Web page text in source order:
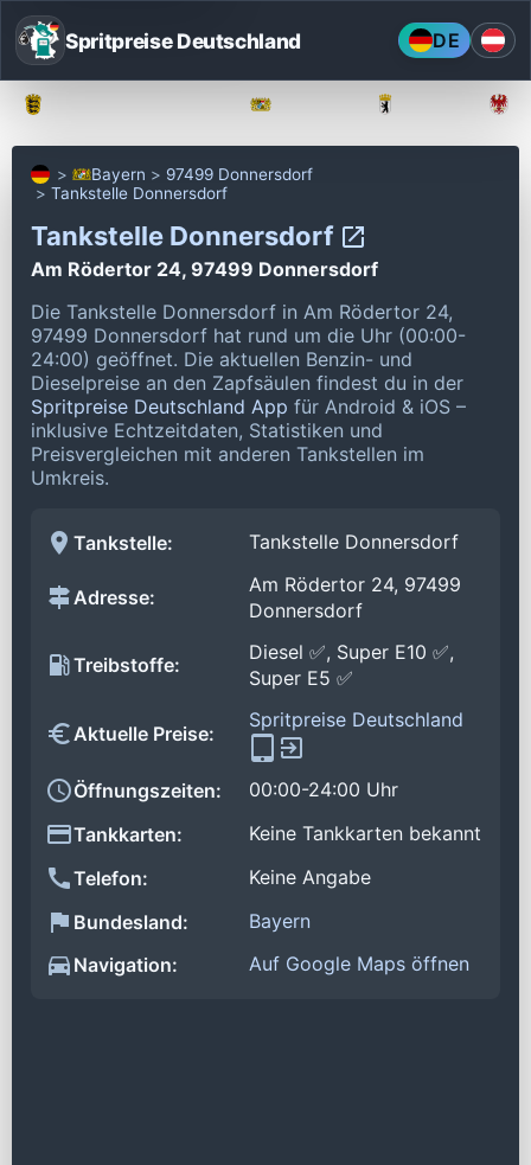
Spritpreise Deutschland DE
Bayern
97499 Donnersdorf
Tankstelle Donnersdorf
Tankstelle Donnersdorf
Am Rödertor 24, 97499 Donnersdorf
Die Tankstelle Donnersdorf in Am Rödertor 24,
97499 Donnersdorf hat rund um die Uhr (00:00-
24:00) geöffnet. Die aktuellen Benzin- und
Dieselpreise an den Zapfsäulen findest du in der
Spritpreise Deutschland App für Android & iOS –
inklusive Echtzeitdaten, Statistiken und
Preisvergleichen mit anderen Tankstellen im
Umkreis.
Tankstelle: Tankstelle Donnersdorf
Adresse:
Am Rödertor 24, 97499
Donnersdorf
Treibstoffe:
Diesel ✅, Super E10 ✅,
Super E5 ✅
Aktuelle Preise:
Spritpreise Deutschland
Öffnungszeiten:
00:00-24:00 Uhr
Tankkarten:
Keine Tankkarten bekannt
Telefon:
Keine Angabe
Bundesland:
Bayern
Navigation:
Auf Google Maps öffnen